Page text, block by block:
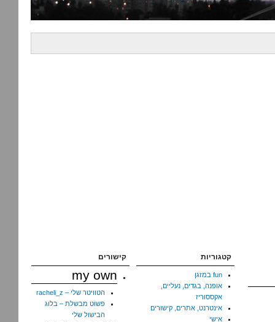
קטגוריות
fun במזגן
אופנה, בגדים, נעליים,
אקססוריז
אינטרנט, אתרים, קישורים
אישי
קישורים
my own
הטוויטר שלי – racheli_z
פשוט מבשלת – בלוג
הבישול שלי